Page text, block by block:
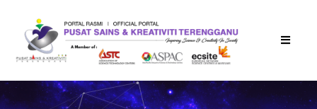
TEMPAH TIKET